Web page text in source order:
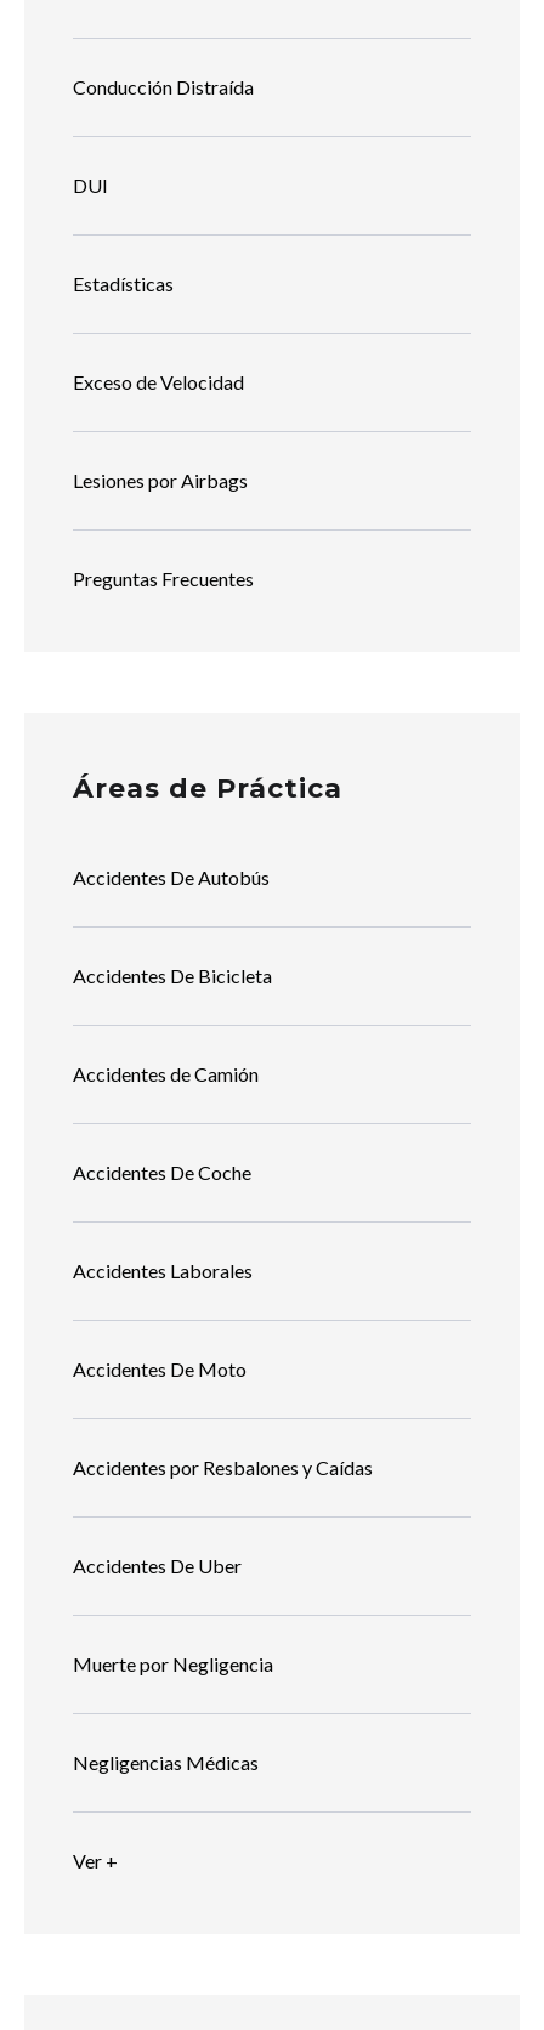
Conducción Distraída
DUI
Estadísticas
Exceso de Velocidad
Lesiones por Airbags
Preguntas Frecuentes
Áreas de Práctica
Accidentes De Autobús
Accidentes De Bicicleta
Accidentes de Camión
Accidentes De Coche
Accidentes Laborales
Accidentes De Moto
Accidentes por Resbalones y Caídas
Accidentes De Uber
Muerte por Negligencia
Negligencias Médicas
Ver +